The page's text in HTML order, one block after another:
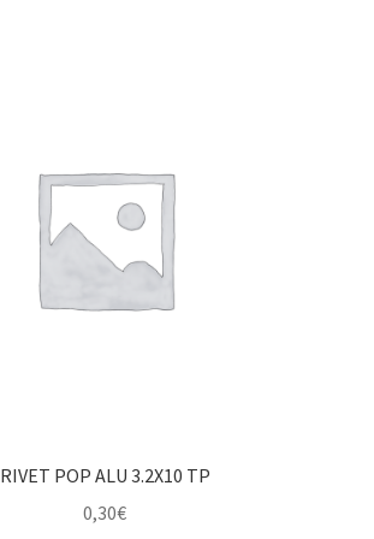
RIVET POP ALU 3.2X10 TP
0,30€